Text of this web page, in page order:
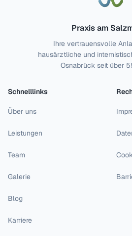
Praxis am
Ihre vertrauensvolle
hausärztliche und
Osnabrück seit über
Schnelllinks
Über uns
Leistungen
Team
Galerie
Blog
Karriere